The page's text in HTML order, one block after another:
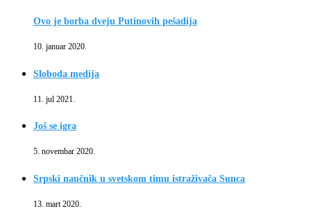
Ovo je borba dveju Putinovih pešadija
10. januar 2020.
Sloboda medija
11. jul 2021.
Još se igra
5. novembar 2020.
Srpski naučnik u svetskom timu istraživača Sunca
13. mart 2020.